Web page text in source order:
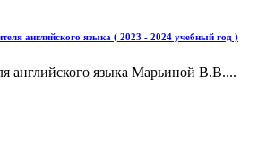
английского языка ( 2023 - 2024 учебный год )
английского языка Марьиной В.В....